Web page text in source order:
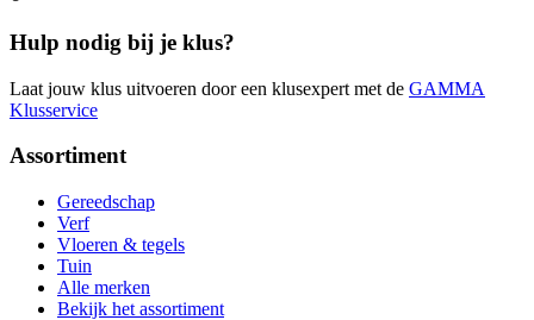
Hulp nodig bij je klus?
Laat jouw klus uitvoeren door een klusexpert met de GAMMA
Klusservice
Assortiment
Gereedschap
Verf
Vloeren & tegels
Tuin
Alle merken
Bekijk het assortiment